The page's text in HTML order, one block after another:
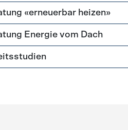
«erneuerbar heizen»
Energie vom Dach